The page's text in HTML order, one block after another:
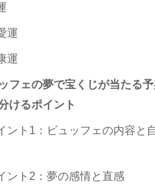
運
運
フェの夢で宝くじが当たる
けるポイント
ント1：ビュッフェの内容と
ント2：夢の感情と直感